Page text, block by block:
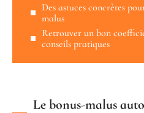
Des astuces concrètes
malus
Retrouver un bon
conseils pratiques
Le bonus-malus